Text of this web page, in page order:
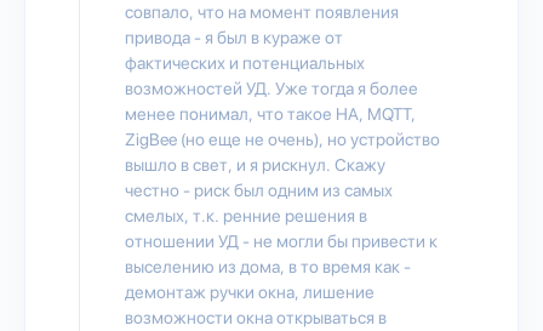
совпало, что на момент появления
привода - я был в кураже от
фактических и потенциальных
возможностей УД. Уже тогда я более
менее понимал, что такое HA, MQTT,
ZigBee (но еще не очень), но устройство
вышло в свет, и я рискнул. Скажу
честно - риск был одним из самых
смелых, т.к. ренние решения в
отношении УД - не могли бы привести к
выселению из дома, в то время как -
демонтаж ручки окна, лишение
возможности окна открываться в